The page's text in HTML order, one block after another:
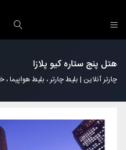
هتل پنج ستاره کیو پلازا
چارتر آنلاین | بلیط چارتر ، بلیط هواپیما ،